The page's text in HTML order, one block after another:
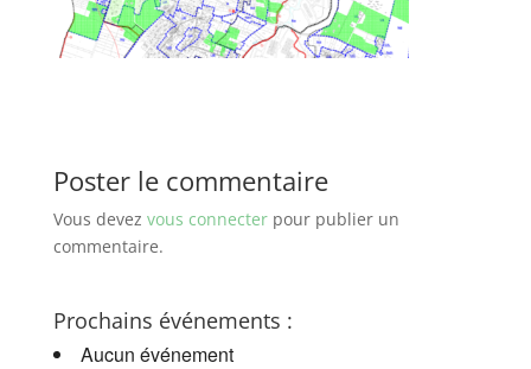
Poster le commentaire
Vous devez vous connecterpour publier un
commentaire.
Prochains événements :
Aucun événement